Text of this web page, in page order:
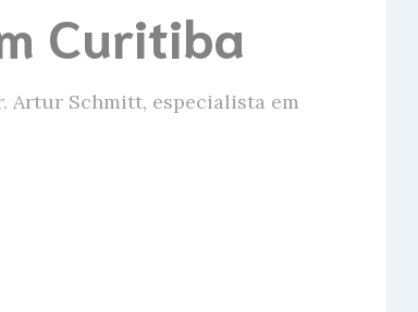
Curitiba
Artur Schmitt, especialista em